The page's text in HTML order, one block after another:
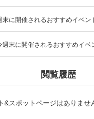
末に開催されるおすすめイベン
週末に開催されるおすすめイベ
閲覧履歴
&スポットページはありませ